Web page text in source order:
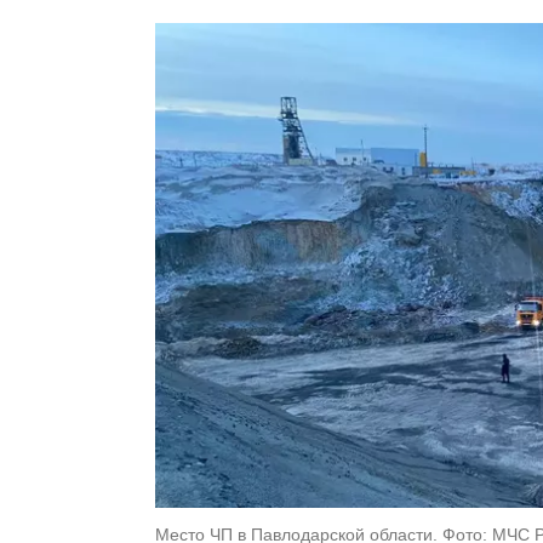
Место ЧП в Павлодарской области. Фото: МЧС